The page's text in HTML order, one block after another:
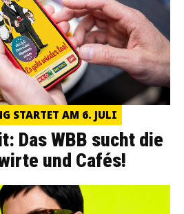
STARTET AM 6. JULI
Das WBB sucht die
und Cafés!